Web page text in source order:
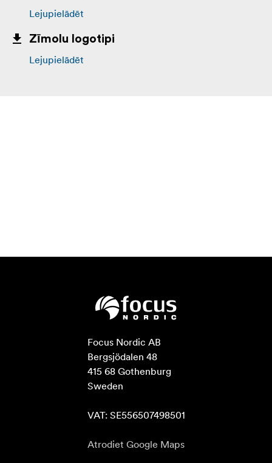
Lejupielādēt
Zīmolu logotipi
Lejupielādēt
Focus Nordic AB
Bergsjödalen 48
415 68 Gothenburg
Sweden
VAT: SE556507498501
Atrodiet Google Maps